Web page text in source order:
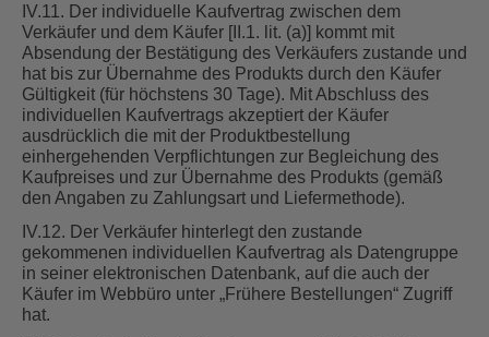
IV.11. Der individuelle Kaufvertrag zwischen dem
Verkäufer und dem Käufer [II.1. lit. (a)] kommt mit
Absendung der Bestätigung des Verkäufers zustande und
hat bis zur Übernahme des Produkts durch den Käufer
Gültigkeit (für höchstens 30 Tage). Mit Abschluss des
individuellen Kaufvertrags akzeptiert der Käufer
ausdrücklich die mit der Produktbestellung
einhergehenden Verpflichtungen zur Begleichung des
Kaufpreises und zur Übernahme des Produkts (gemäß
den Angaben zu Zahlungsart und Liefermethode).
IV.12. Der Verkäufer hinterlegt den zustande
gekommenen individuellen Kaufvertrag als Datengruppe
in seiner elektronischen Datenbank, auf die auch der
Käufer im Webbüro unter „Frühere Bestellungen“ Zugriff
hat.